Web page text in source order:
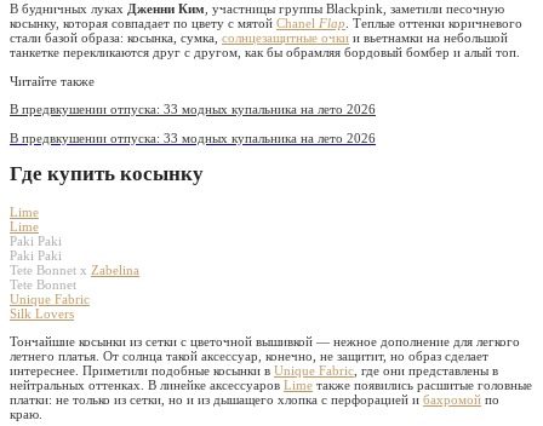
В будничных луках Дженни Ким, участницы группы Blackpink, заметили песочную
косынку, которая совпадает по цвету с мятой Chanel Flap. Теплые оттенки коричневого
стали базой образа: косынка, сумка, солнцезащитные очки и вьетнамки на небольшой
танкетке перекликаются друг с другом, как бы обрамляя бордовый бомбер и алый топ.
Читайте также
В предвкушении отпуска: 33 модных купальника на лето 2026
В предвкушении отпуска: 33 модных купальника на лето 2026
Где купить косынку
Lime
Lime
Paki Paki
Paki Paki
Tete Bonnet x Zabelina
Tete Bonnet
Unique Fabric
Silk Lovers
Тончайшие косынки из сетки с цветочной вышивкой — нежное дополнение для легкого
летнего платья. От солнца такой аксессуар, конечно, не защитит, но образ сделает
интереснее. Приметили подобные косынки в Unique Fabric , где они представлены в
нейтральных оттенках. В линейке аксессуаров Lime также появились расшитые головные
платки: не только из сетки, но и из дышащего хлопка с перфорацией и бахромой по
краю.